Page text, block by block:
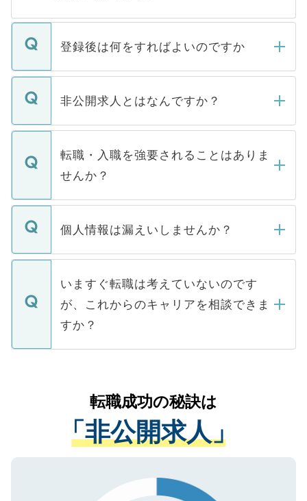
登録後は何をすればよいのですか
ご登録いただきましたら、弊社担当者がご
登録内容を確認し、その後メールもしくは
ます。通常、5営業日以内にはご連絡をせて
いただきますので、しばらくお待ちくださ
非公開求人とはなんですか？
マイナビDOCTORで取り扱っている求人の
うち約3割は、Webサイトからご覧いただ
けない「非公開求人」です。非公開求人は
下記の理由によって、一般には公開してい
ません。
■応募殺到を避けるため 人気のある医療機
関を公にしてしまうと、応募が殺到する場
に、医療機関が求める条件に合った人材の
みを人材紹介会社に依頼するケースが増え
ています。
転職・入職を強要されることはありま
せんか？
転職・入職を強要することは一切ありませ
ん。また、仮に応募先から内定をいただい
定を承諾する必要はありません。内定先へ
の辞退の連絡はキャリアパートナーが行い
個人情報は漏えいしませんか？
個人情報が漏えいすることはありませんの
で、ご安心ください。当サイトからの登録
などで収集したご登録者様の個人情報は、
ご本人のキャリアアップおよび転職活動の
支援を目的に使用いたします。お預かりし
ているすべての個人データはご本人の許可
は、個人情報の取り扱いについての厳密な
管理基準を満たした事業者のみに付与され
る、プライバシーマークを取得済みです。
で、機密保持に関してもご安心ください。
いますぐ転職は考えていないのです
が、これからのキャリアを相談できま
すか？
かがいして、現在の医療機関の状況や紹介
経験をまじえながら、適切なアドバイスを
させていただきます。すぐにご転職をされ
ない方には、長期的なサポートが可能です
ので、まずはご登録ください。
転職成功の秘訣は
「非公開求人」